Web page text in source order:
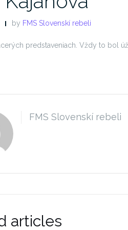
by FMS Slovenskí rebeli
predstaveniach. Vždy to bol
FMS Slovenskí rebeli
articles